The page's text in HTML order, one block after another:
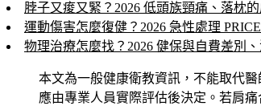
脖子又痠又緊？2026 低頭族頸痛、落枕
運動傷害怎麼復健？2026 急性處理
物理治療怎麼找？2026 健保與自費差別
本文為一般健康衛教資訊，不能取代
應由專業人員實際評估後決定。若肩